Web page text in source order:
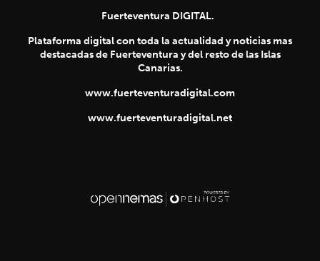
Fuerteventura DIGITAL.
Plataforma digital con toda la actualidad y noticias mas
destacadas de Fuerteventura y del resto de las Islas
Canarias.
www.fuerteventuradigital.com
www.fuerteventuradigital.net